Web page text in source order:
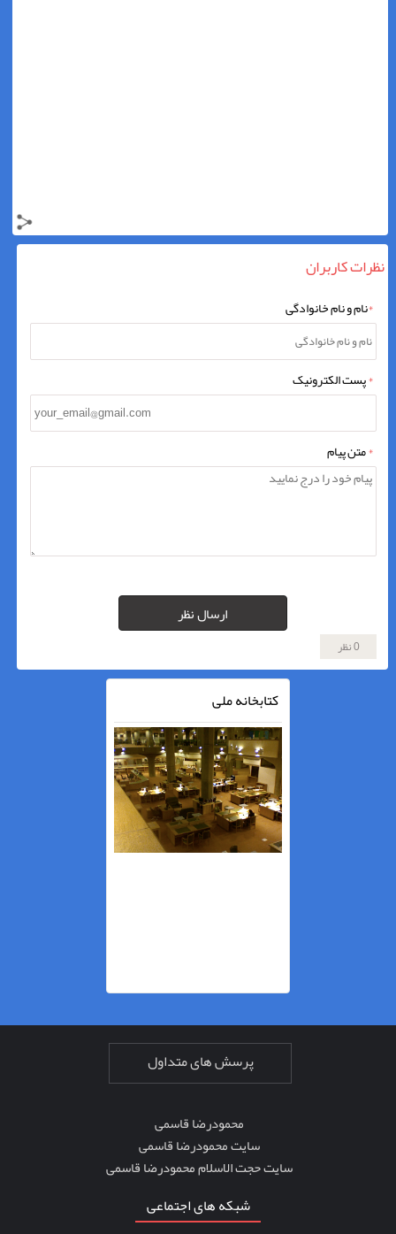
نظرات کاربران
*نام و نام خانوادگی
*پست الکترونیک
*متن پیام
ارسال نظر
0 نظر
کتابخانه ملی
پرسش های متداول
محمودرضا قاسمی
سایت محمودرضا قاسمی
سایت حجت الاسلام محمودرضا قاسمی
شبکه های اجتماعی